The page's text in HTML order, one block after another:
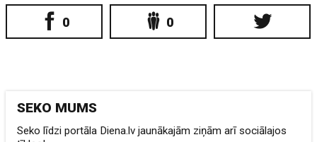
0 0
SEKO MUMS
Seko līdzi portāla Diena.lv jaunākajām ziņām arī sociālajos